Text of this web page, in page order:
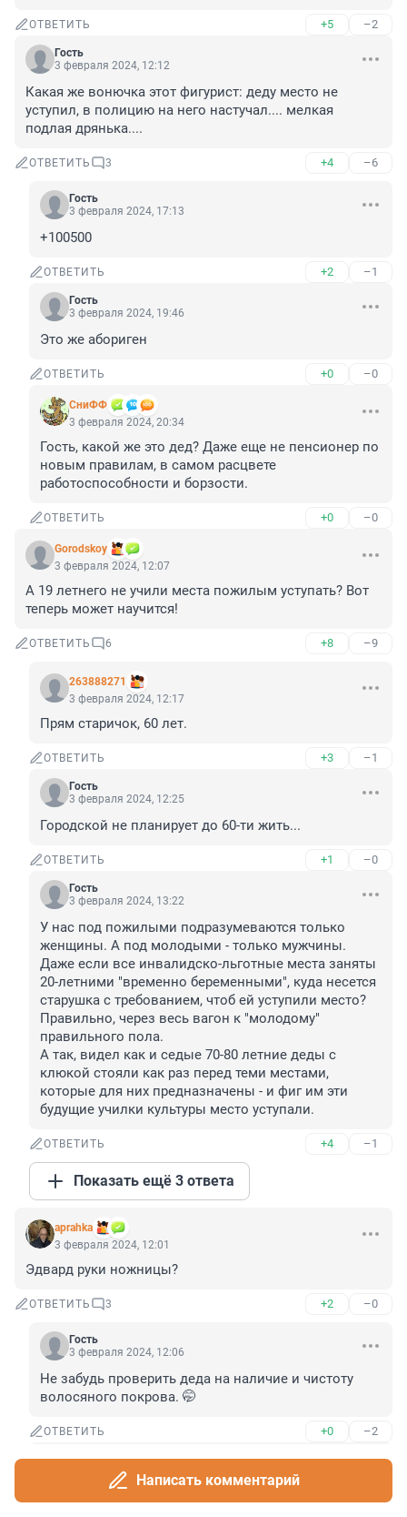
ОТВЕТИТЬ +5 –2
Гость
3 февраля 2024, 12:12
Какая же вонючка этот фигурист: деду место не
уступил, в полицию на него настучал.... мелкая
подлая дрянька....
ОТВЕТИТЬ 3 +4 –6
Гость
3 февраля 2024, 17:13
+100500
ОТВЕТИТЬ +2 –1
Гость
3 февраля 2024, 19:46
Это же абориген
ОТВЕТИТЬ +0 –0
СниФФ
3 февраля 2024, 20:34
Гость, какой же это дед? Даже еще не пенсионер по
новым правилам, в самом расцвете
работоспособности и борзости.
ОТВЕТИТЬ +0 –0
Gorodskoy
3 февраля 2024, 12:07
А 19 летнего не учили места пожилым уступать? Вот
теперь может научится!
ОТВЕТИТЬ 6 +8 –9
263888271
3 февраля 2024, 12:17
Прям старичок, 60 лет.
ОТВЕТИТЬ +3 –1
Гость
3 февраля 2024, 12:25
Городской не планирует до 60-ти жить...
ОТВЕТИТЬ +1 –0
Гость
3 февраля 2024, 13:22
У нас под пожилыми подразумеваются только
женщины. А под молодыми - только мужчины.
Даже если все инвалидско-льготные места заняты
20-летними "временно беременными", куда несется
старушка с требованием, чтоб ей уступили место?
Правильно, через весь вагон к "молодому"
правильного пола.
А так, видел как и седые 70-80 летние деды с
клюкой стояли как раз перед теми местами,
которые для них предназначены - и фиг им эти
будущие училки культуры место уступали.
ОТВЕТИТЬ +4 –1
Показать ещё 3 ответа
aprahka
3 февраля 2024, 12:01
Эдвард руки ножницы?
ОТВЕТИТЬ 3 +2 –0
Гость
3 февраля 2024, 12:06
Не забудь проверить деда на наличие и чистоту
волосяного покрова. 🤭
ОТВЕТИТЬ +0 –2
Гость
3 февраля 2024, 13:29
Оторвись уже от селёдки.
Написать комментарий